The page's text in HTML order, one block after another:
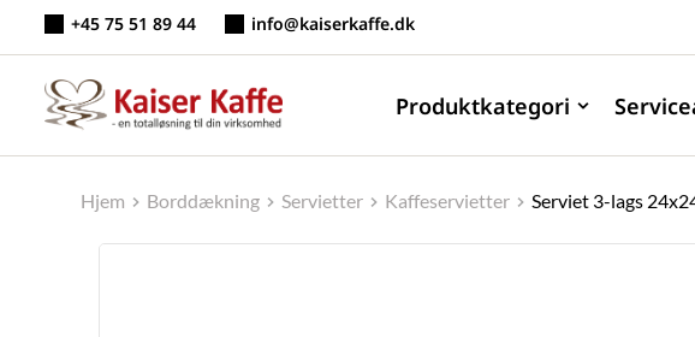
indhold
+45 75 51 89 44 info@kaiserkaffe.dk
Produktkategori
Hjem Borddækning Servietter Kaffeservietter Serviet 3-lags